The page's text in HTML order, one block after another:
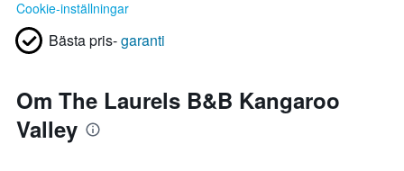
Cookie-inställningar
Bästa pris-garanti
Om The Laurels B&B Kangaroo
Valley